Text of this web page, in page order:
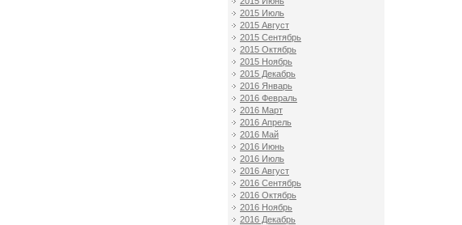
2015 Июль
2015 Август
2015 Сентябрь
2015 Октябрь
2015 Ноябрь
2015 Декабрь
2016 Январь
2016 Февраль
2016 Март
2016 Апрель
2016 Май
2016 Июнь
2016 Июль
2016 Август
2016 Сентябрь
2016 Октябрь
2016 Ноябрь
2016 Декабрь